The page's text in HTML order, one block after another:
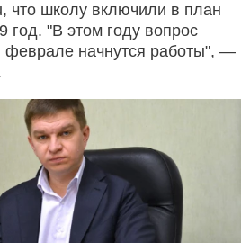
что школу включили в план
год. "В этом году вопрос
начнутся работы", —